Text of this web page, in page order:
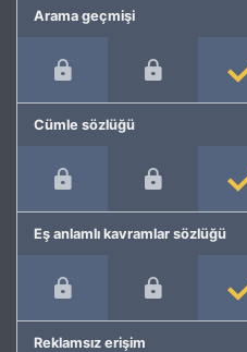
Arama geçmişi
Cümle sözlüğü
Eş anlamlı kavramlar sözlüğü
Reklamsız erişim